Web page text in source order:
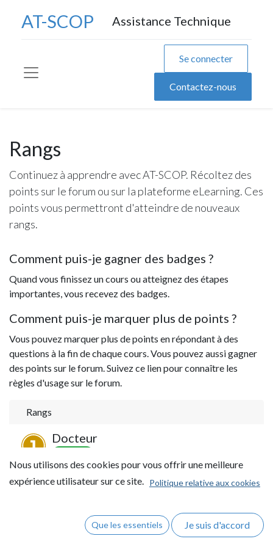
AT-SCOP Assistance Technique
Se connecter
Contactez-nous
Rangs
Continuez à apprendre avec AT-SCOP. Récoltez des
points sur le forum ou sur la plateforme eLearning. Ces
points vous permettront d'atteindre de nouveaux
rangs.
Comment puis-je gagner des badges ?
Quand vous finissez un cours ou atteignez des étapes
importantes, vous recevez des badges.
Comment puis-je marquer plus de points ?
Vous pouvez marquer plus de points en répondant à des
questions à la fin de chaque cours. Vous pouvez aussi gagner
des points sur le forum. Suivez ce lien pour connaître les
règles d'usage sur le forum.
Rangs
Docteur
Master
Bachelier
points
Nous utilisons des cookies pour vous offrir une meilleure
expérience utilisateur sur ce site. Politique relative aux cookies
Que les essentiels Je suis d'accord